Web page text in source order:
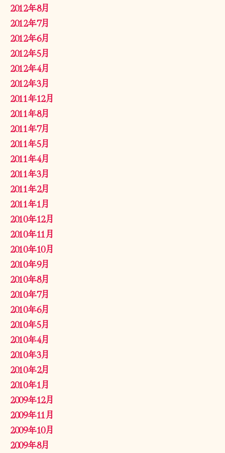
2012年8月
2012年7月
2012年6月
2012年5月
2012年4月
2012年3月
2011年12月
2011年8月
2011年7月
2011年5月
2011年4月
2011年3月
2011年2月
2011年1月
2010年12月
2010年11月
2010年10月
2010年9月
2010年8月
2010年7月
2010年6月
2010年5月
2010年4月
2010年3月
2010年2月
2010年1月
2009年12月
2009年11月
2009年10月
2009年8月